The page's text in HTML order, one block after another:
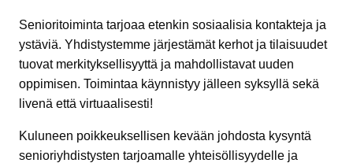
Senioritoiminta tarjoaa etenkin sosiaalisia kontakteja ja
ystäviä. Yhdistystemme järjestämät kerhot ja tilaisuudet
tuovat merkityksellisyyttä ja mahdollistavat uuden
oppimisen. Toimintaa käynnistyy jälleen syksyllä sekä
livenä että virtuaalisesti!
Kuluneen poikkeuksellisen kevään johdosta kysyntä
senioriyhdistysten tarjoamalle yhteisöllisyydelle ja